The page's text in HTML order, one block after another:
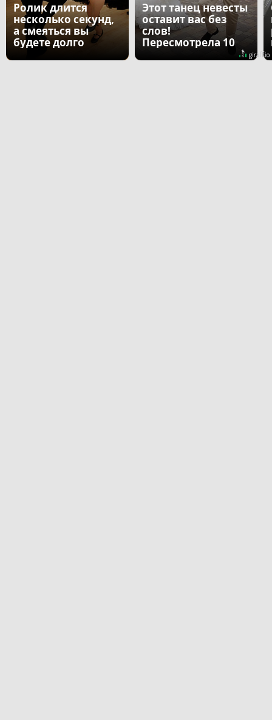
Ролик длится
несколько секунд,
а смеяться вы
будете долго
Этот танец невесты
оставит вас без
слов!
Пересмотрела 10